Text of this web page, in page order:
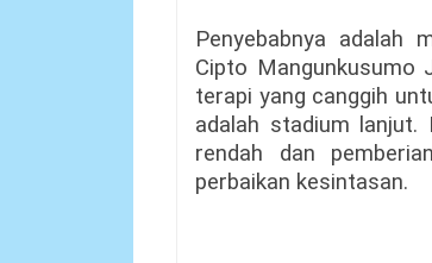
Penyebabnya adalah
Cipto Mangunkusumo
terapi yang canggih
adalah stadium lanjut.
rendah dan
perbaikan kesintasan.